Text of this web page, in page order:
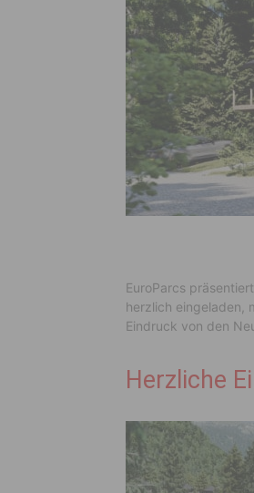
EuroParcs
herzlich eingeladen,
Eindruck von den
Herzliche